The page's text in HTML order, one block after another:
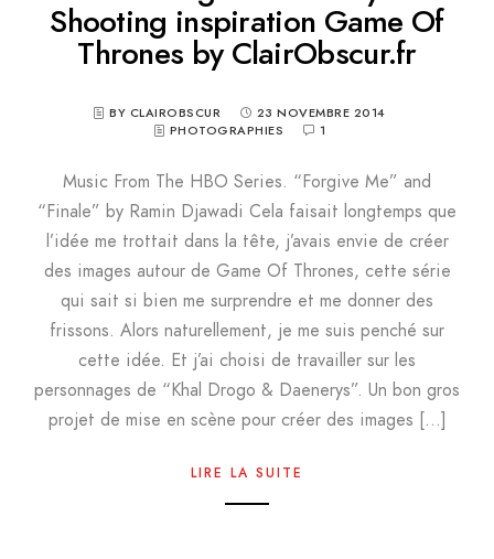
Shooting inspiration Game Of
Thrones by ClairObscur.fr
BY CLAIROBSCUR
23 NOVEMBRE 2014
PHOTOGRAPHIES
1
Music From The HBO Series. “Forgive Me” and
“Finale” by Ramin Djawadi Cela faisait longtemps que
l’idée me trottait dans la tête, j’avais envie de créer
des images autour de Game Of Thrones, cette série
qui sait si bien me surprendre et me donner des
frissons. Alors naturellement, je me suis penché sur
cette idée. Et j’ai choisi de travailler sur les
personnages de “Khal Drogo & Daenerys”. Un bon gros
projet de mise en scène pour créer des images […]
LIRE LA SUITE